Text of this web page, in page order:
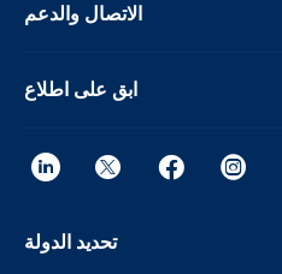
الاتصال والدعم
ابق على اطلاع
تحديد الدولة